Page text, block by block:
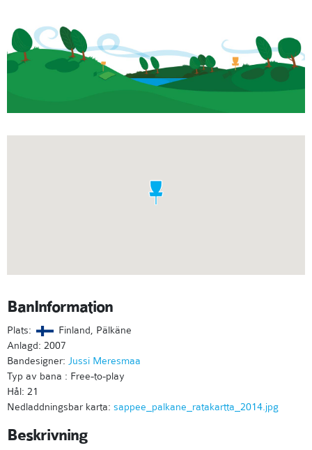
BanInformation
Plats:
Finland, Pälkäne
Anlagd: 2007
Bandesigner: Jussi Meresmaa
Typ av bana : Free-to-play
Hål: 21
Nedladdningsbar karta: sappee_palkane_ratakartta_2014.jpg
Beskrivning